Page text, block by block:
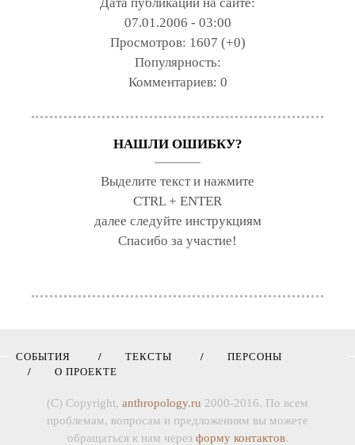
07.01.2006 - 03:00
Просмотров: 1607 (+0)
Популярность:
Комментариев: 0
НАШЛИ ОШИБКУ?
Выделите текст и нажмите
CTRL + ENTER
далее следуйте инструкциям
Спасибо за участие!
СОБЫТИЯ ТЕКСТЫ
ПЕРСОНЫ
О ПРОЕКТЕ
(C) Copyright, anthropology.ru 2000-2016. По всем
проблемам, вопросам и предложениям вы можете
обращаться к нам через форму контактов.